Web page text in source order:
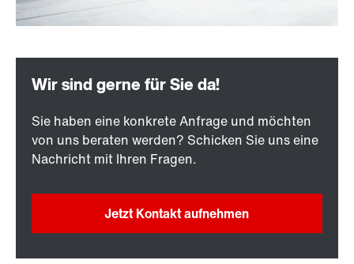
Sie haben eine konkrete Anfrage und möchten
von uns beraten werden? Schicken Sie uns eine
Nachricht mit Ihren Fragen.
Jetzt Kontakt aufnehmen